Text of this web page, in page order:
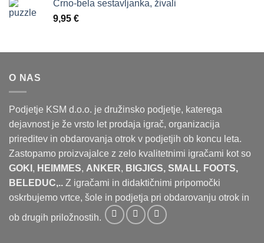
Črno-bela sestavljanka, živali
9,95 €
O NAS
Podjetje KSM d.o.o. je družinsko podjetje, katerega
dejavnost je že vrsto let prodaja igrač, organizacija
prireditev in obdarovanja otrok v podjetjih ob koncu leta.
Zastopamo proizvajalce z zelo kvalitetnimi igračami kot so
GOKI , HEIMMES, ANKER, BIGJIGS, SMALL FOOTS,
BELEDUC,.. Z igračami in didaktičnimi pripomočki
oskrbujemo vrtce, šole in podjetja pri obdarovanju otrok in
ob drugih priložnostih.